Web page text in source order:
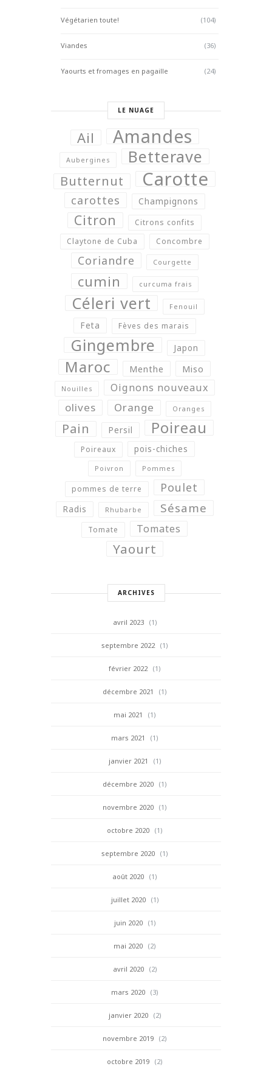
Végétarien toute! (104)
Viandes (36)
Yaourts et fromages en pagaille (24)
LE NUAGE
Ail Amandes
Aubergines Betterave
Butternut Carotte
carottes Champignons
Citron
Citrons confits
Claytone de Cuba
Concombre
Coriandre Courgette
cumin curcuma frais
Céleri vert Fenouil
Feta Fèves des marais
Gingembre Japon
Maroc Menthe Miso
Nouilles Oignons nouveaux
olives Orange Oranges
Pain Persil Poireau
Poireaux pois-chiches
Poivron Pommes
pommes de terre Poulet
Radis Rhubarbe Sésame
Tomate Tomates
Yaourt
ARCHIVES
avril 2023 (1)
septembre 2022 (1)
février 2022 (1)
décembre 2021 (1)
mai 2021 (1)
mars 2021 (1)
janvier 2021 (1)
décembre 2020 (1)
novembre 2020 (1)
octobre 2020 (1)
septembre 2020 (1)
août 2020 (1)
juillet 2020 (1)
juin 2020 (1)
mai 2020 (2)
avril 2020 (2)
mars 2020 (3)
janvier 2020 (2)
novembre 2019 (2)
octobre 2019 (2)